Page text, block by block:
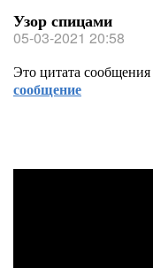
Узор спицами
05-03-2021 20:58
Это цитата сообщения
сообщение